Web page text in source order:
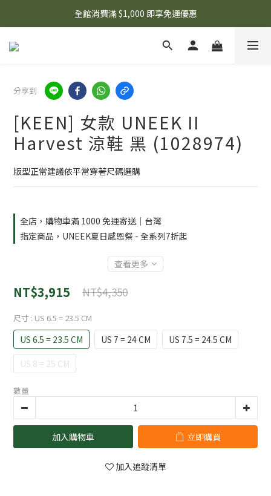
🌟 想知道現在有什麼優惠嗎？ 點擊查看最新優惠！
全館消費滿 $1,000 即享免運優惠
🌟 想知道現在有什麼優惠嗎？ 點擊查看最新優惠！
分享到
[KEEN] 女款 UNEEK II
Harvest 涼鞋 黑 (1028974)
版型正常建議依平常穿著尺碼選購
全店，購物車滿 1000 免運寄送｜台灣
指定商品，UNEEK夏日感恩祭 - 全系列7折起
查看更多
NT$3,915 NT$4,350
尺寸 : US 6.5 = 23.5 CM
US 6.5 = 23.5 CM US 7 = 24 CM
US 7.5 = 24.5 CM
US 8 = 25 CM
數量
加入購物車 立即購買
加入追蹤清單